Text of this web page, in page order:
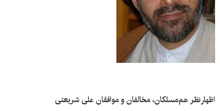
اظهارنظر هم‌‌مسلکان، مخالفان و موافقان علی شریعتی